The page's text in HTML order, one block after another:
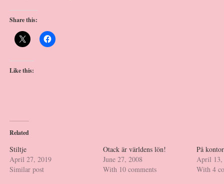
Share this:
Like this:
Related
Stiltje
April 27, 2019
Similar post
Otack är världens lön!
June 27, 2008
With 10 comments
På kontor
April 13,
With 4